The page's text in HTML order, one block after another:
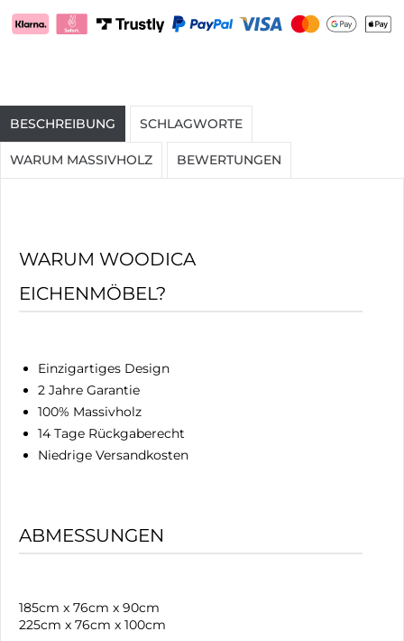
BESCHREIBUNG SCHLAGWORTE
WARUM MASSIVHOLZ BEWERTUNGEN
WARUM WOODICA
EICHENMÖBEL?
Einzigartiges Design
2 Jahre Garantie
100% Massivholz
14 Tage Rückgaberecht
Niedrige Versandkosten
ABMESSUNGEN
185cm x 76cm x 90cm
225cm x 76cm x 100cm